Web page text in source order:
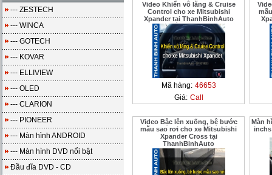
--- ZESTECH
--- WINCA
--- GOTECH
--- KOVAR
--- ELLIVIEW
--- OLED
--- CLARION
--- PIONEER
--- Màn hình ANDROID
--- Màn hình DVD nổi bật
Đầu đĩa DVD - CD
Video Khiển vô lăng & Cruise
Control cho xe Mitsubishi
Xpander tại ThanhBinhAuto
Mã hàng: 46653
Giá: Call
Video Bậc lên xuống, bệ bước
mẫu sao rơi cho xe Mitsubishi
Xpander Cross tại
ThanhBinhAuto
Màn